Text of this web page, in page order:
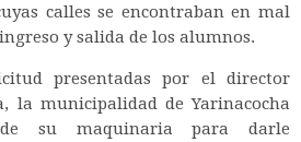
calles se encontraban en mal
y salida de los alumnos.
presentadas por el director
la municipalidad de Yarinacocha
su maquinaria para darle